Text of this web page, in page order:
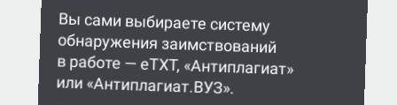
Вы сами выбираете систему
обнаружения заимствований
в работе — eTXT, «Антиплагиат»
или «Антиплагиат.ВУЗ».